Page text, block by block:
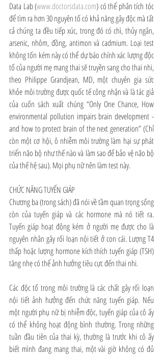
Data Lab (www.doctorsdata.com) có thể phân tích tóc
để tìm ra hơn 30 nguyên tố có khả năng gây độc mà tất
cả chúng ta đều tiếp xúc, trong đó có chì, thủy ngân,
arsenic, nhôm, đồng, antimon và cadmium. Loại test
không tốn kém này có thể dự báo chính xác lượng độc
tố của người mẹ mang thai sẽ truyền sang cho thai nhi,
theo Philippe Grandjean, MD, một chuyên gia sức
khỏe môi trường được quốc tế công nhận và là tác giả
của cuốn sách xuất chúng “Only One Chance, How
environmental pollution impairs brain development -
and how to protect brain of the next generation” (Chỉ
còn một cơ hội, ô nhiễm môi trường làm hại sự phát
triển não bộ như thế nào và làm sao để bảo vệ não bộ
của thế hệ sau). Mọi phụ nữ nên làm test này.
CHỨC NĂNG TUYẾN GIÁP
Chương ba (trong sách) đã nói về tầm quan trọng sống
còn của tuyến giáp và các hormone mà nó tiết ra.
Tuyến giáp hoạt động kém ở người mẹ được cho là
nguyên nhân gây rối loạn nội tiết ở con cái. Lượng T4
thấp hoặc lượng hormone kích thích tuyến giáp (TSH)
tăng nhẹ có thể ảnh hưởng tiêu cực đến thai nhi.
Các độc tố trong môi trường là các chất gây rối loạn
nội tiết ảnh hưởng đến chức năng tuyến giáp. Nếu
một người phụ nữ bị nhiễm độc, tuyến giáp của cô ấy
có thể không hoạt động bình thường. Trong những
tuần đầu tiên của thai kỳ, thường là trước khi cô ấy
biết mình đang mang thai, một vài giờ không có đủ